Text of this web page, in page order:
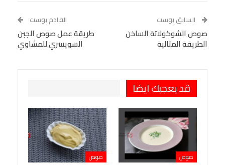
Tumblr
البريد الإلكتروني
StumbleUpon
VK
Digg
Viber
السابق بوست
صوص الشوكولاتة الساخن
الطريقة المثالية
القادم بوست
طريقة عمل صوص الجبن
السويسري للمشاوي
قد يعجبك ايضا
صوص صوص